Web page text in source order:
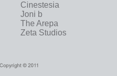
Cinestesia
Joni b
The Arepa
Zeta Studios